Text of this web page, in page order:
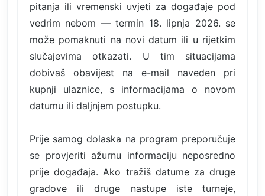
pitanja ili vremenski uvjeti za događaje pod
vedrim nebom — termin 18. lipnja 2026. se
može pomaknuti na novi datum ili u rijetkim
slučajevima otkazati. U tim situacijama
dobivaš obavijest na e-mail naveden pri
kupnji ulaznice, s informacijama o novom
datumu ili daljnjem postupku.
Prije samog dolaska na program preporučuje
se provjeriti ažurnu informaciju neposredno
prije događaja. Ako tražiš datume za druge
gradove ili druge nastupe iste turneje,